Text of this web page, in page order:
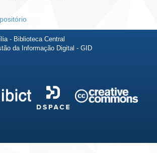
- Biblioteca Central
da Informação Digital - GID